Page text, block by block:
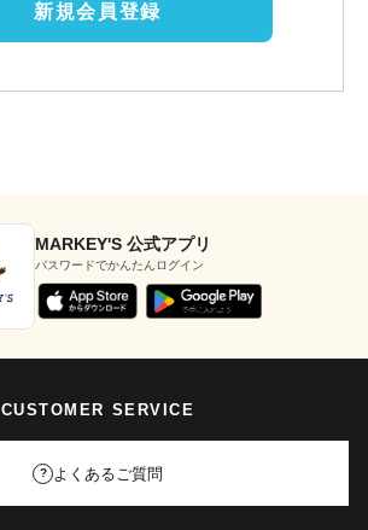
新規会員登録
MARKEY'S 公式アプリ
パスワードでかんたんログイン
CUSTOMER SERVICE
? よくあるご質問